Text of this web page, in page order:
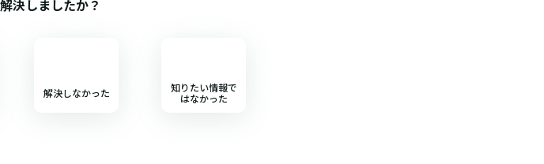
決しましたか？
解決しなかった
知りたい情報で
はなかった